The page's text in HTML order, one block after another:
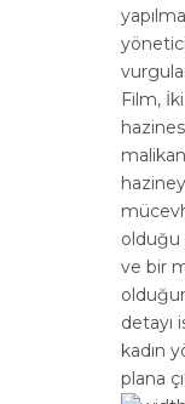
Film, İki
olduğu
ve bir
detayı
kadın
plana